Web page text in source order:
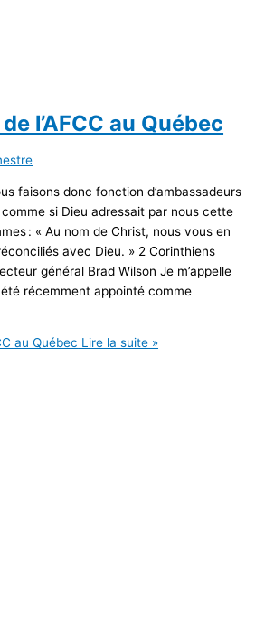
l’AFCC au Québec
faisons donc fonction d’ambassadeurs
si Dieu adressait par nous cette
: « Au nom de Christ, nous vous en
avec Dieu. » 2 Corinthiens
général Brad Wilson Je m’appelle
été récemment appointé comme
au Québec Lire la suite »